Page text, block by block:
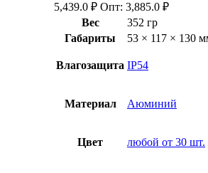
5,439.0 ₽ Опт: 3,885.0 ₽
Вес
352 гр
Габариты
53 × 117 × 130
Влагозащита IP54
Материал Аюминий
Цвет любой от 30 шт.